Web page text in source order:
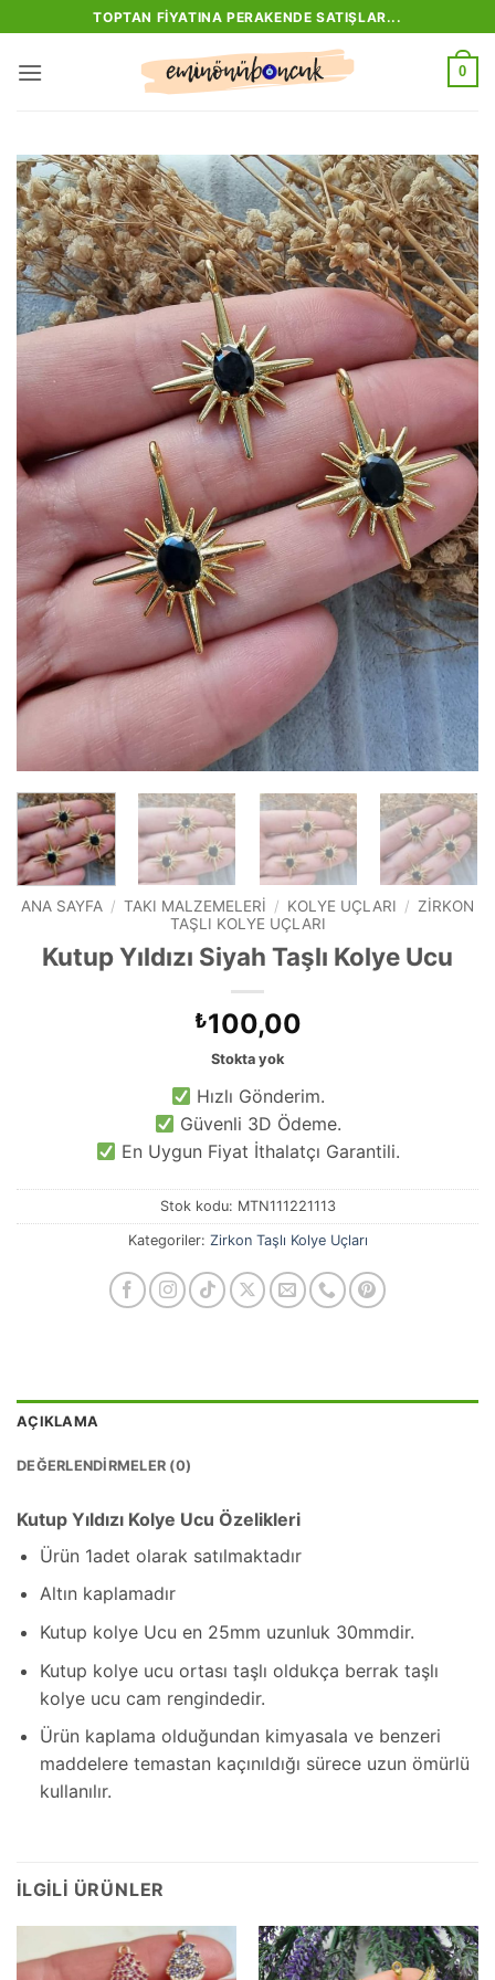
atla
TOPTAN FIYATINA PERAKENDE SATIŞLAR...
0
ANA SAYFA / TAKI MALZEMELERI / KOLYE UÇLARI / ZIRKON
TAŞLI KOLYE UÇLARI
Kutup Yıldızı Siyah Taşlı Kolye Ucu
₺100,00
Stokta yok
Hızlı Gönderim.
Güvenli 3D Ödeme.
En Uygun Fiyat İthalatçı Garantili.
Stok kodu: MTN111221113
Kategoriler: Zirkon Taşlı Kolye Uçları
AÇIKLAMA
DEĞERLENDIRMELER (0)
Kutup Yıldızı Kolye Ucu Özelikleri
Ürün 1adet olarak satılmaktadır
Altın kaplamadır
Kutup kolye Ucu en 25mm uzunluk 30mmdir.
Kutup kolye ucu ortası taşlı oldukça berrak taşlı
kolye ucu cam rengindedir.
Ürün kaplama olduğundan kimyasala ve benzeri
maddelere temastan kaçınıldığı sürece uzun ömürlü
kullanılır.
İLGILI ÜRÜNLER